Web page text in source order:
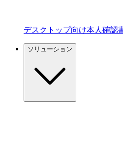
デスクトップ向け本人確認
ソリューション